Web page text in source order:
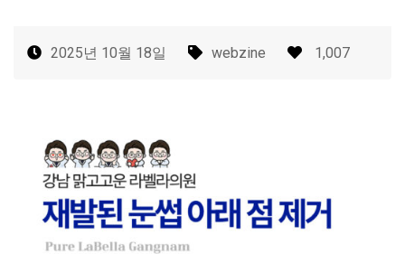
2025년 10월 18일 webzine 1,007